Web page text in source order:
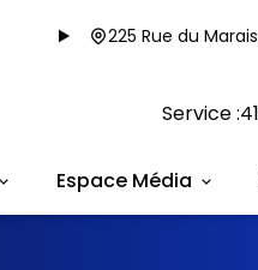
225 Rue du
Service :
Espace Média